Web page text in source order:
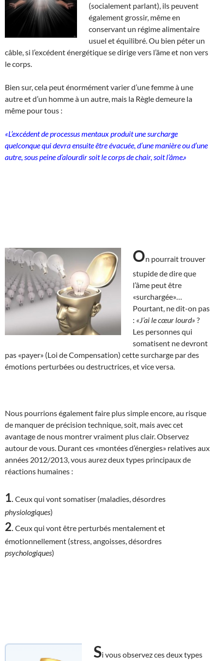
(socialement parlant), ils peuvent
également grossir, même en
conservant un régime alimentaire
usuel et équilibré. Ou bien péter un
câble, si l’excédent énergétique se dirige vers l’âme et non vers
le corps.
Bien sur, cela peut énormément varier d’une femme à une
autre et d’un homme à un autre, mais la Règle demeure la
même pour tous :
«L’excédent de processus mentaux produit une surcharge
quelconque qui devra ensuite être évacuée, d’une manière ou d’une
autre, sous peine d’alourdir soit le corps de chair, soit l’âme.»
On pourrait trouver
stupide de dire que
l’âme peut être
«surchargée»…
Pourtant, ne dit-on pas
: «J’ai le cœur lourd» ?
Les personnes qui
somatisent ne devront
pas «payer» (Loi de Compensation) cette surcharge par des
émotions perturbées ou destructrices, et vice versa.
Nous pourrions également faire plus simple encore, au risque
de manquer de précision technique, soit, mais avec cet
avantage de nous montrer vraiment plus clair. Observez
autour de vous. Durant ces «montées d’énergies» relatives aux
années 2012/2013, vous aurez deux types principaux de
réactions humaines :
1 Ceux qui vont somatiser (maladies, désordres
physiologiques)
2 Ceux qui vont être perturbés mentalement et
émotionnellement (stress, angoisses, désordres
psychologiques)
Si vous observez ces deux types